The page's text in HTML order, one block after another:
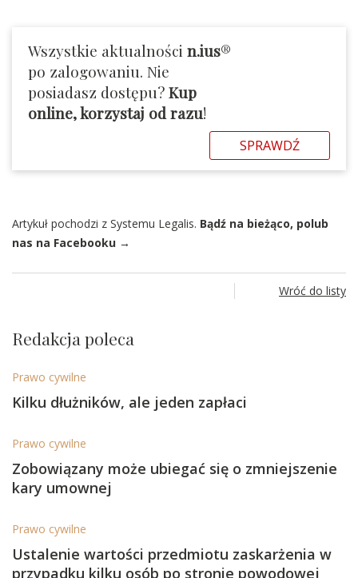
Wszystkie aktualności n.ius®
po zalogowaniu. Nie
posiadasz dostępu?Kup
online, korzystaj od razu!
SPRAWDŹ
Artykuł pochodzi z Systemu Legalis. Bądź na bieżąco, polub
nas na Facebooku →
Wróć do listy
Redakcja poleca
Prawo cywilne
Kilku dłużników, ale jeden zapłaci
Prawo cywilne
Zobowiązany może ubiegać się o zmniejszenie
kary umownej
Prawo cywilne
Ustalenie wartości przedmiotu zaskarżenia w
przypadku kilku osób po stronie powodowej